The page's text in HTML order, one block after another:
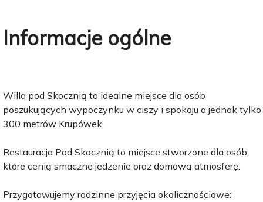
Informacje ogólne
Willa pod Skocznią to idealne miejsce dla osób
poszukujących wypoczynku w ciszy i spokoju a jednak tylko
300 metrów Krupówek.
Restauracja Pod Skocznią to miejsce stworzone dla osób,
które cenią smaczne jedzenie oraz domową atmosferę.
Przygotowujemy rodzinne przyjęcia okolicznościowe: